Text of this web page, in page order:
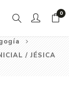
0
/ JÉSICA